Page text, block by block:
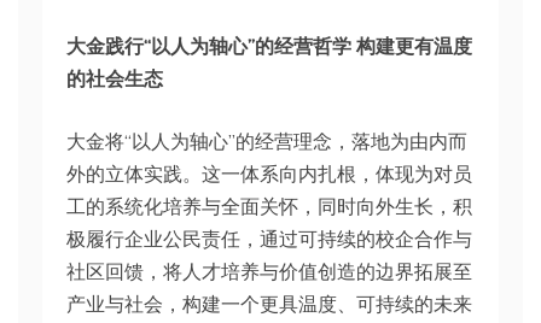
大金践行“以人为轴心”的经营哲学 构建更有温度
的社会生态
大金将“以人为轴心”的经营理念，落地为由内而
外的立体实践。这一体系向内扎根，体现为对员
工的系统化培养与全面关怀，同时向外生长，积
极履行企业公民责任，通过可持续的校企合作与
社区回馈，将人才培养与价值创造的边界拓展至
产业与社会，构建一个更具温度、可持续的未来